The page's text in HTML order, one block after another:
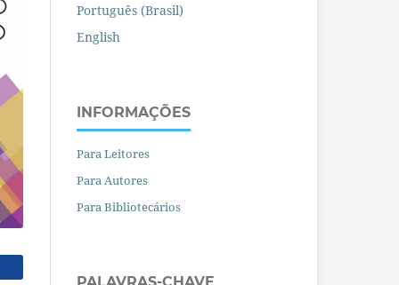
Português (Brasil)
English
INFORMAÇÕES
Para Leitores
Para Autores
Para Bibliotecários